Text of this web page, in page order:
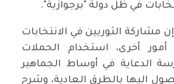
في ظل دولة "برجوازية".
مشاركة الثوريين في الانتخابات
أخرى، استخدام الحملات
الدعاية في أوساط الجماهير
اليها بالطرق العادية، وشرح